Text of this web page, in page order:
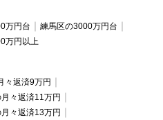
万円台
練馬区の3000万円台
万円以上
々返済9万円
々返済11万円
々返済13万円